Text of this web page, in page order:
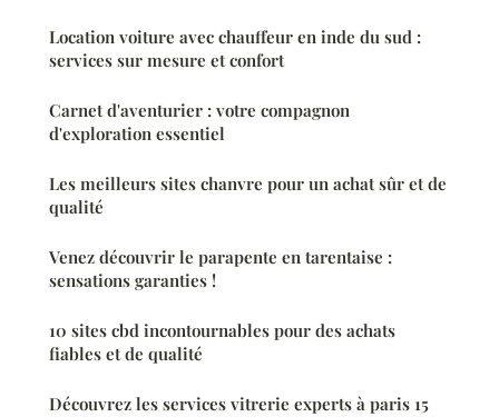
Location voiture avec chauffeur en inde du sud :
services sur mesure et confort
Carnet d'aventurier : votre compagnon
d'exploration essentiel
Les meilleurs sites chanvre pour un achat sûr et de
qualité
Venez découvrir le parapente en tarentaise :
sensations garanties !
10 sites cbd incontournables pour des achats
fiables et de qualité
Découvrez les services vitrerie experts à paris 15